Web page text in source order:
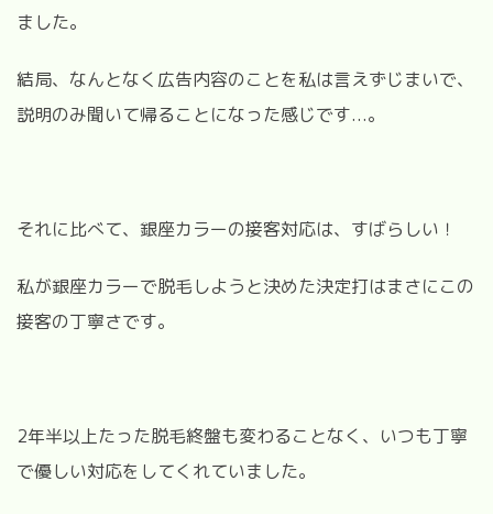
ました。
結局、なんとなく広告内容のことを私は言えずじまいで、
説明のみ聞いて帰ることになった感じです...。
それに比べて、銀座カラーの接客対応は、すばらしい！
私が銀座カラーで脱毛しようと決めた決定打はまさにこの
接客の丁寧さです。
2年半以上たった脱毛終盤も変わることなく、いつも丁寧
で優しい対応をしてくれていました。